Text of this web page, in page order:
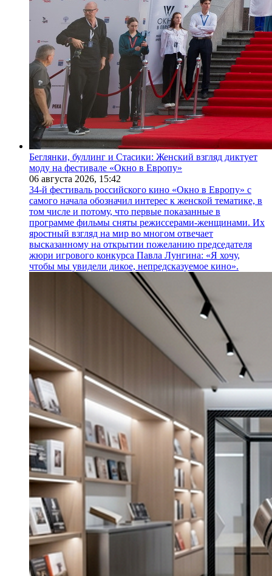
Беглянки, буллинг и Стасики: Женский взгляд диктует
моду на фестивале «Окно в Европу»
06 августа 2026, 15:42
34-й фестиваль российского кино «Окно в Европу» с
самого начала обозначил интерес к женской тематике, в
том числе и потому, что первые показанные в
программе фильмы сняты режиссерами-женщинами. Их
яростный взгляд на мир во многом отвечает
высказанному на открытии пожеланию председателя
жюри игрового конкурса Павла Лунгина: «Я хочу,
чтобы мы увидели дикое, непредсказуемое кино».